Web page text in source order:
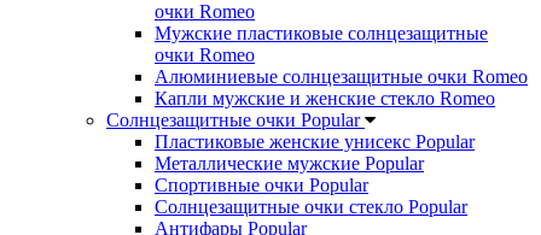
очки Romeo
Мужские пластиковые солнцезащитные
очки Romeo
Алюминиевые солнцезащитные очки Romeo
Капли мужские и женские стекло Romeo
Солнцезащитные очки Popular
Пластиковые женские унисекс Popular
Металлические мужские Popular
Спортивные очки Popular
Солнцезащитные очки стекло Popular
Aнтифары Popular